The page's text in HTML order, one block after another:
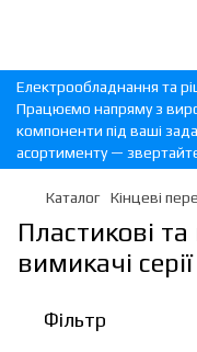
Електрообладнання та
Працюємо напряму з
компоненти під ваші
асортименту —
Каталог Кінцеві
Пластикові та
вимикачі
Фільтр